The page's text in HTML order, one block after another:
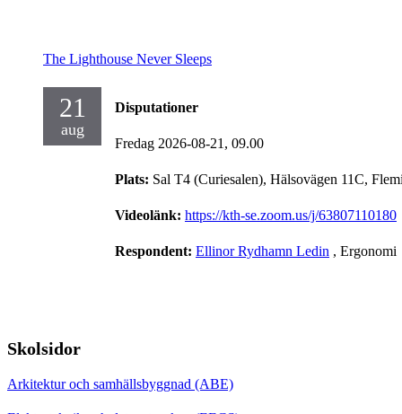
The Lighthouse Never Sleeps
21
aug
Disputationer
Fredag 2026-08-21, 09.00
Plats: Sal T4 (Curiesalen), Hälsovägen 11C,
Videolänk: https://kth-se.zoom.us/j/63807110180
Respondent: Ellinor Rydhamn Ledin , Ergonomi
Skolsidor
Arkitektur och samhällsbyggnad (ABE)